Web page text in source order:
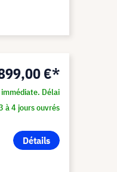
€*
Délai
à 4 jours ouvrés
Détails